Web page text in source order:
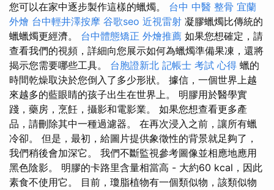
您可以在家中逐步製作這樣的蠟燭。 台中 中醫 整骨 宜蘭
外燴 台中輕井澤按摩 谷歌seo 近視雷射 凝膠蠟燭比傳統的
蠟蠟燭更經濟。 台中體態矯正 外燴推薦 如果您想確定，請
查看我們的視頻，詳細向您展示如何為蠟燭準備果凍，還將
揭示您需要哪些工具。 台胞證新北 記帳士 考試 心得 蠟的
時間乾燥取決於您倒入了多少形狀。 據信，一個世界上越
來越多的藍眼睛的孩子出生在世界上。 明膠用於醫學實
踐，藥房，烹飪，攝影和電影業。 如果您想查看更多產
品，請刪除其中一種過濾器。 在再次浸入之前，讓所有蠟
冷卻。 但是，最初，給圖片提供象徵性的背景就足夠了，
我們稍後會加深它。 我們不斷監視參考圖像並相應地應用
黑色陰影。 明膠的卡路里含量相當高 - 大約60 kcal，因此
素食不使用它。 目前，瓊脂植物有一個類似物，該類似物